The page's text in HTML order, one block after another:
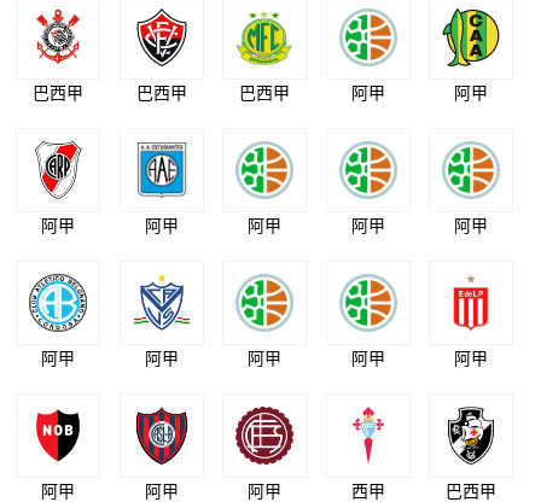
巴西甲 巴西甲 巴西甲 阿甲 阿甲
阿甲 阿甲 阿甲 阿甲 阿甲
阿甲 阿甲 阿甲 阿甲 阿甲
阿甲 阿甲 阿甲 西甲 巴西甲